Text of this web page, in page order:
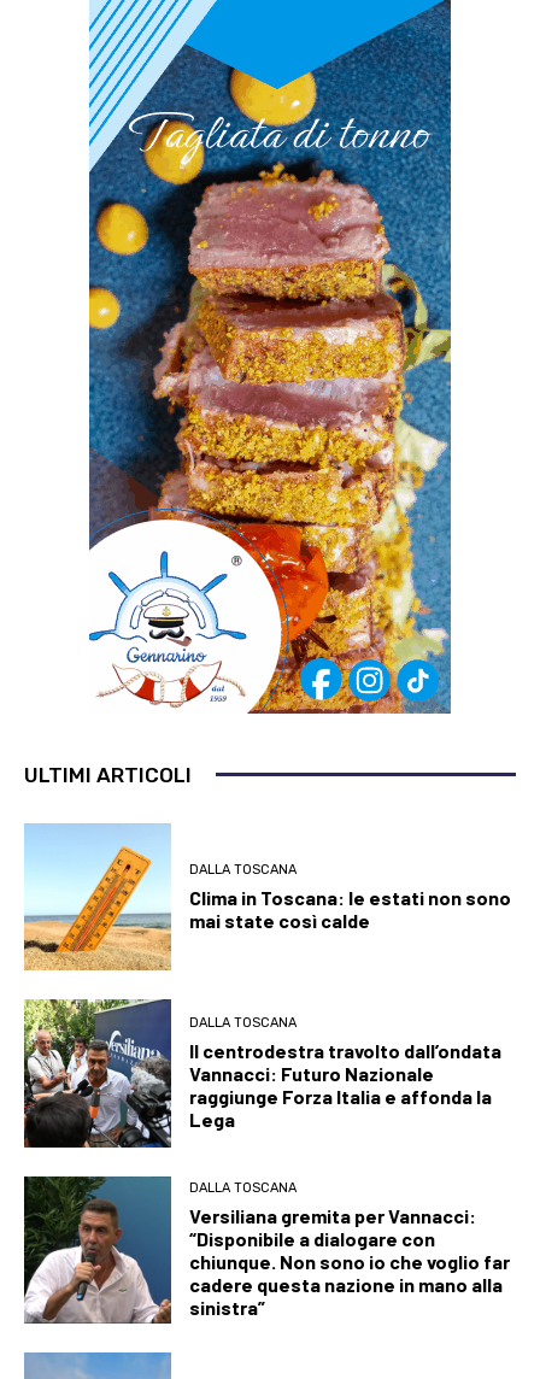
ULTIMI ARTICOLI
DALLA TOSCANA
Clima in Toscana: le estati non sono
mai state così calde
DALLA TOSCANA
Il centrodestra travolto dall’ondata
Vannacci: Futuro Nazionale
raggiunge Forza Italia e affonda la
Lega
DALLA TOSCANA
Versiliana gremita per Vannacci:
“Disponibile a dialogare con
chiunque. Non sono io che voglio far
cadere questa nazione in mano alla
sinistra”